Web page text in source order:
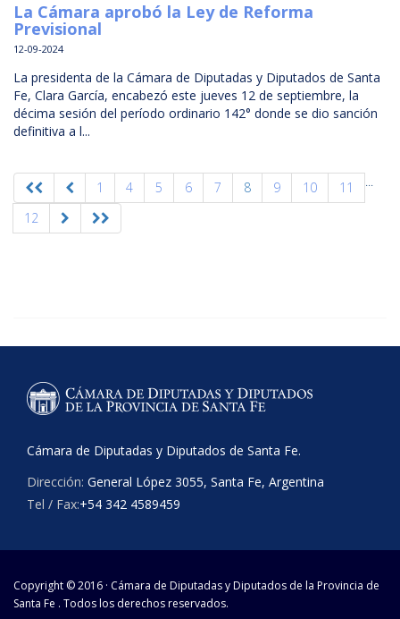
La Cámara aprobó la Ley de Reforma
Previsional
12-09-2024
La presidenta de la Cámara de Diputadas y Diputados de Santa
Fe, Clara García, encabezó este jueves 12 de septiembre, la
décima sesión del período ordinario 142° donde se dio sanción
definitiva a l...
1 ...
4 5 6 7 8 9 10
11
12
Cámara de Diputadas y Diputados de Santa Fe.
Dirección: General López 3055, Santa Fe, Argentina
Tel / Fax:+54 342 4589459
Copyright © 2016 · Cámara de Diputadas y Diputados de la Provincia de
Santa Fe . Todos los derechos reservados.